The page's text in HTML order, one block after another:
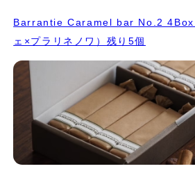
Barrantie Caramel bar No.2 4Box
ェ×プラリネノワ）残り5個